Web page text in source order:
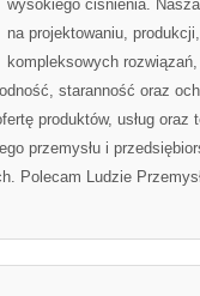
wysokiego ciśnienia.
na projektowaniu,
kompleksowych
staranność oraz
produktów, usług oraz
przemysłu i
Polecam Ludzie